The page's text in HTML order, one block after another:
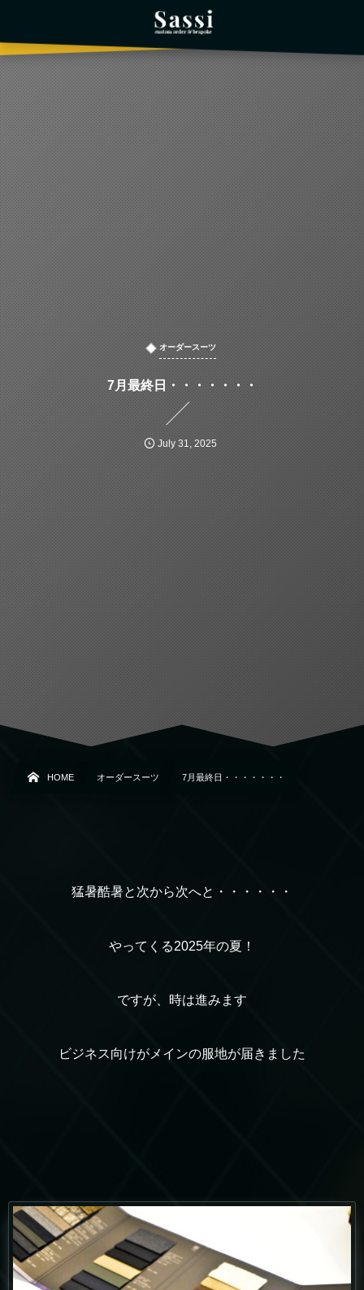
オーダースーツ
7月最終日・・・・・・・
July 31, 2025
HOME オーダースーツ 7月最終日・・・・・・・
猛暑酷暑と次から次へと・・・・・・
やってくる2025年の夏！
ですが、時は進みます
ビジネス向けがメインの服地が届きました